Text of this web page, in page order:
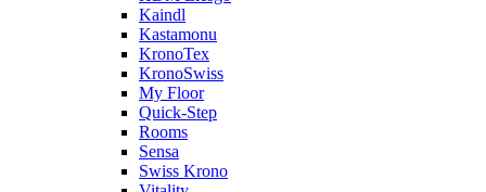
Kaindl
Kastamonu
KronoTex
KronoSwiss
My Floor
Quick-Step
Rooms
Sensa
Swiss Krono